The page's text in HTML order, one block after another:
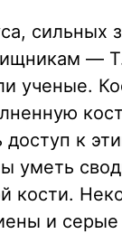
сильных
—
ученые.
к
уметь
кости.
и